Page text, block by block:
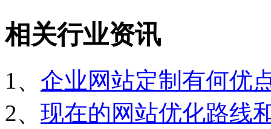
相关行业资讯
1、 企业网站定制有何优
2、 现在的网站优化路线